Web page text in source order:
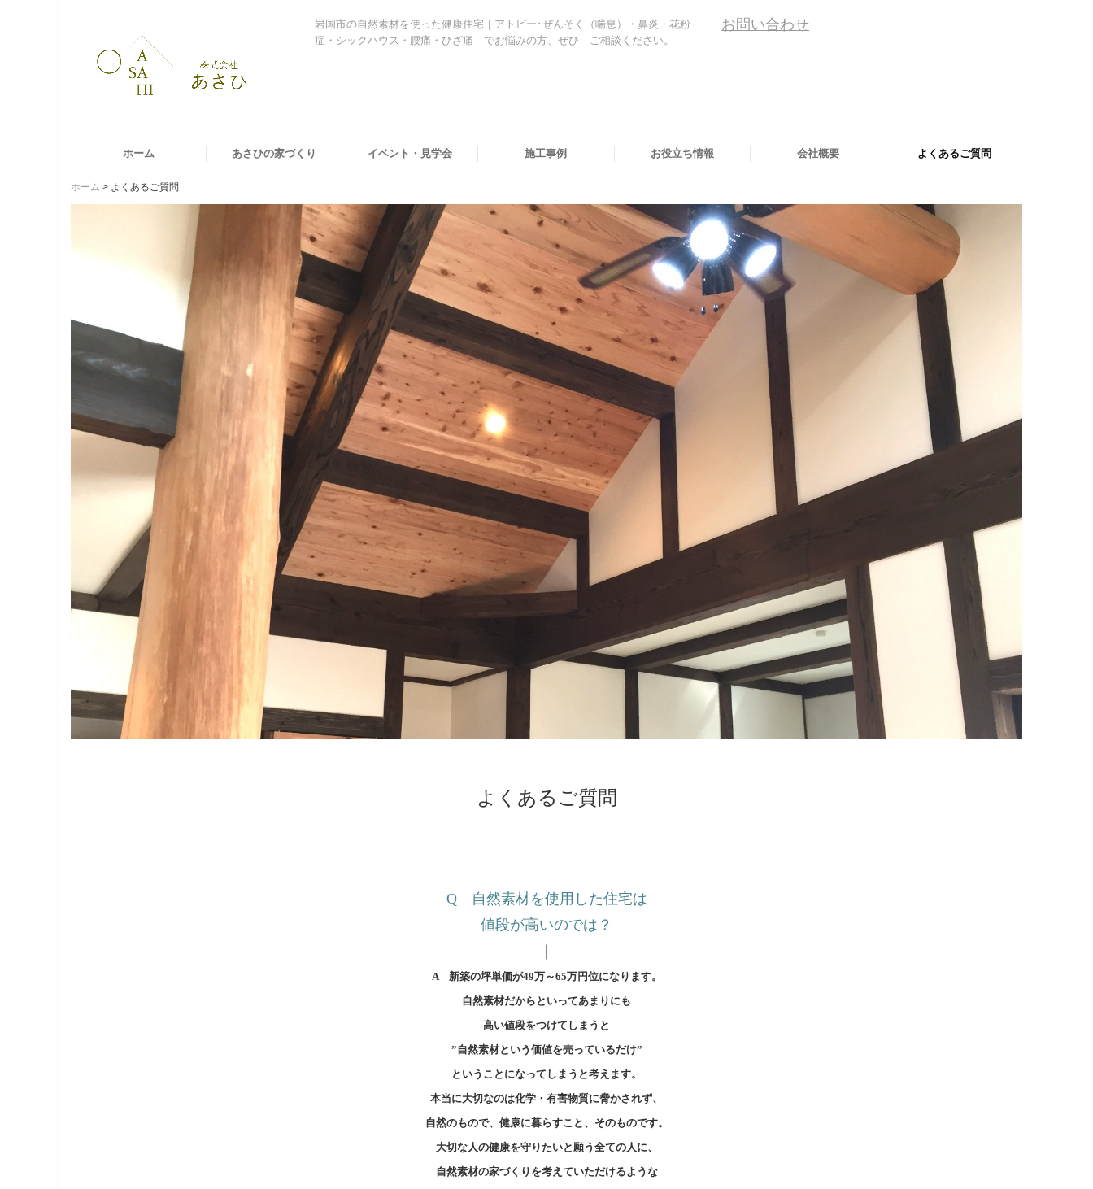
岩国市の自然素材を使った健康住宅｜ アトピー･ぜんそく（喘息）・鼻炎・花粉
症・シックハウス・腰痛・ひざ痛 でお悩みの方、ぜひ ご相談ください。
お問い合わせ
ホーム あさひの家づくり イベント・見学会 施工事例 お役立ち情報 会社概要 よくあるご質問
ホーム よくあるご質問
よくあるご質問
Q 自然素材を使用した住宅は
値段が高いのでは？
A 新築の坪単価が49万～65万円位になります。
自然素材だからといってあまりにも
高い値段をつけてしまうと
”自然素材という価値を売っているだけ”
ということになってしまうと考えます。
本当に大切なのは化学・有害物質に脅かされず、
自然のもので、健康に暮らすこと、そのものです。
大切な人の健康を守りたいと願う 全ての人に、
自然素材の家づくりを考えていただけるような